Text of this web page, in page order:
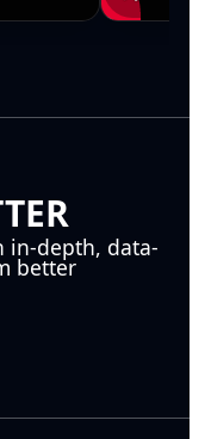
in-depth, data-
better